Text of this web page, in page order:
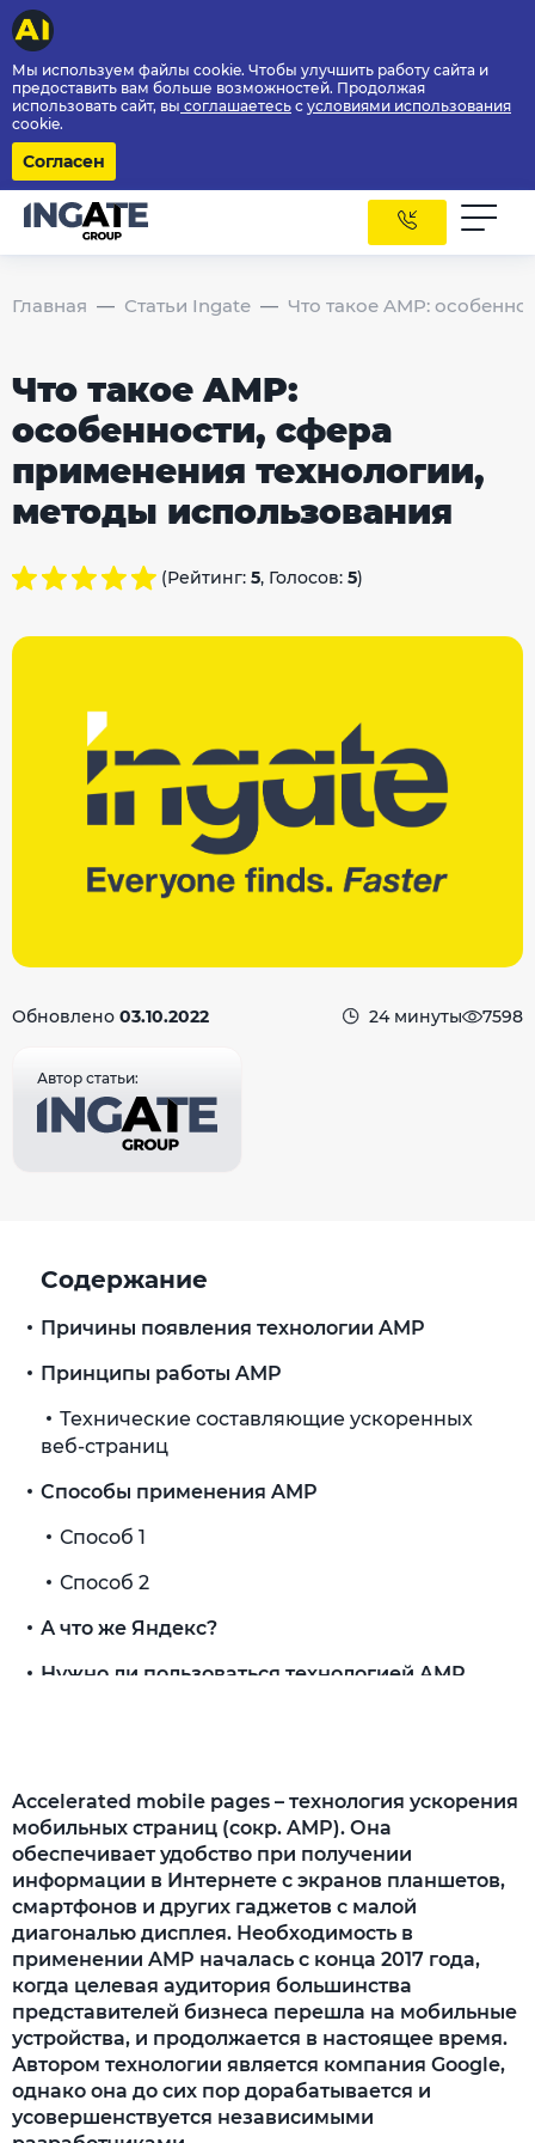
Мы используем файлы cookie. Чтобы улучшить работу сайта и
предоставить вам больше возможностей. Продолжая
использовать сайт, вы соглашаетесь с условиями использования
cookie.
Согласен
Главная Статьи Ingate Что такое AMP:
Что такое AMP:
особенности, сфера
применения технологии,
методы использования
(Рейтинг: 5, Голосов: 5)
Обновлено 03.10.2022 24 минуты 7598
Автор статьи:
Accelerated mobile pages – технология ускорения
мобильных страниц (сокр. AMP). Она
обеспечивает удобство при получении
информации в Интернете с экранов планшетов,
смартфонов и других гаджетов с малой
диагональю дисплея. Необходимость в
применении AMP началась с конца 2017 года,
когда целевая аудитория большинства
представителей бизнеса перешла на мобильные
устройства, и продолжается в настоящее время.
Автором технологии является компания Google,
однако она до сих пор дорабатывается и
усовершенствуется независимыми
Содержание
Причины появления технологии AMP
Принципы работы AMP
Технические составляющие ускоренных
веб-страниц
Способы применения AMP
Способ 1
Способ 2
А что же Яндекс?
Нужно ли пользоваться технологией AMP
Недостатки AMP
Другие технические проблемы
Результаты внедрения AMP
Статистика из Google
Важные нюансы
Редкие целевые действия (купить,
заказать, подписаться и так далее)
Частые отказы